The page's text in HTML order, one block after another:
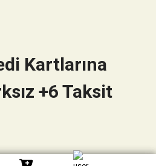
Kartlarına
+6 Taksit